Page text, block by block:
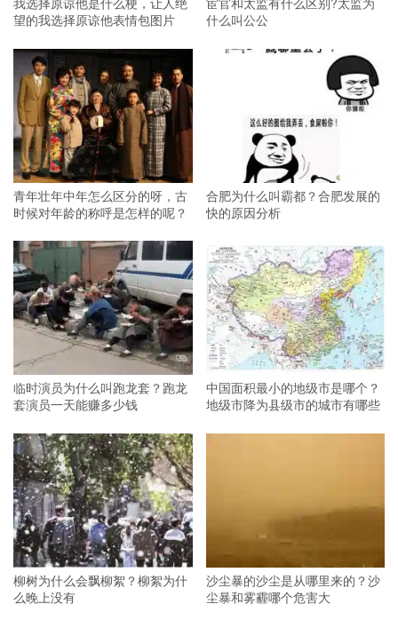
望的我选择原谅他表情包图片
什么叫公公
青年壮年中年怎么区分的呀，古
时候对年龄的称呼是怎样的呢？
合肥为什么叫霸都？合肥发展的
快的原因分析
临时演员为什么叫跑龙套？跑龙
套演员一天能赚多少钱
中国面积最小的地级市是哪个？
地级市降为县级市的城市有哪些
柳树为什么会飘柳絮？柳絮为什
么晚上没有
沙尘暴的沙尘是从哪里来的？沙
尘暴和雾霾哪个危害大